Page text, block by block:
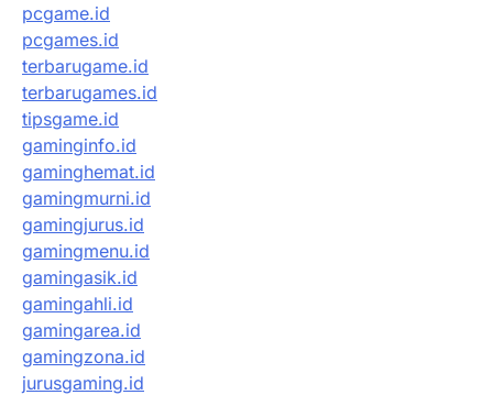
pcgame.id
pcgames.id
terbarugame.id
terbarugames.id
tipsgame.id
gaminginfo.id
gaminghemat.id
gamingmurni.id
gamingjurus.id
gamingmenu.id
gamingasik.id
gamingahli.id
gamingarea.id
gamingzona.id
jurusgaming.id